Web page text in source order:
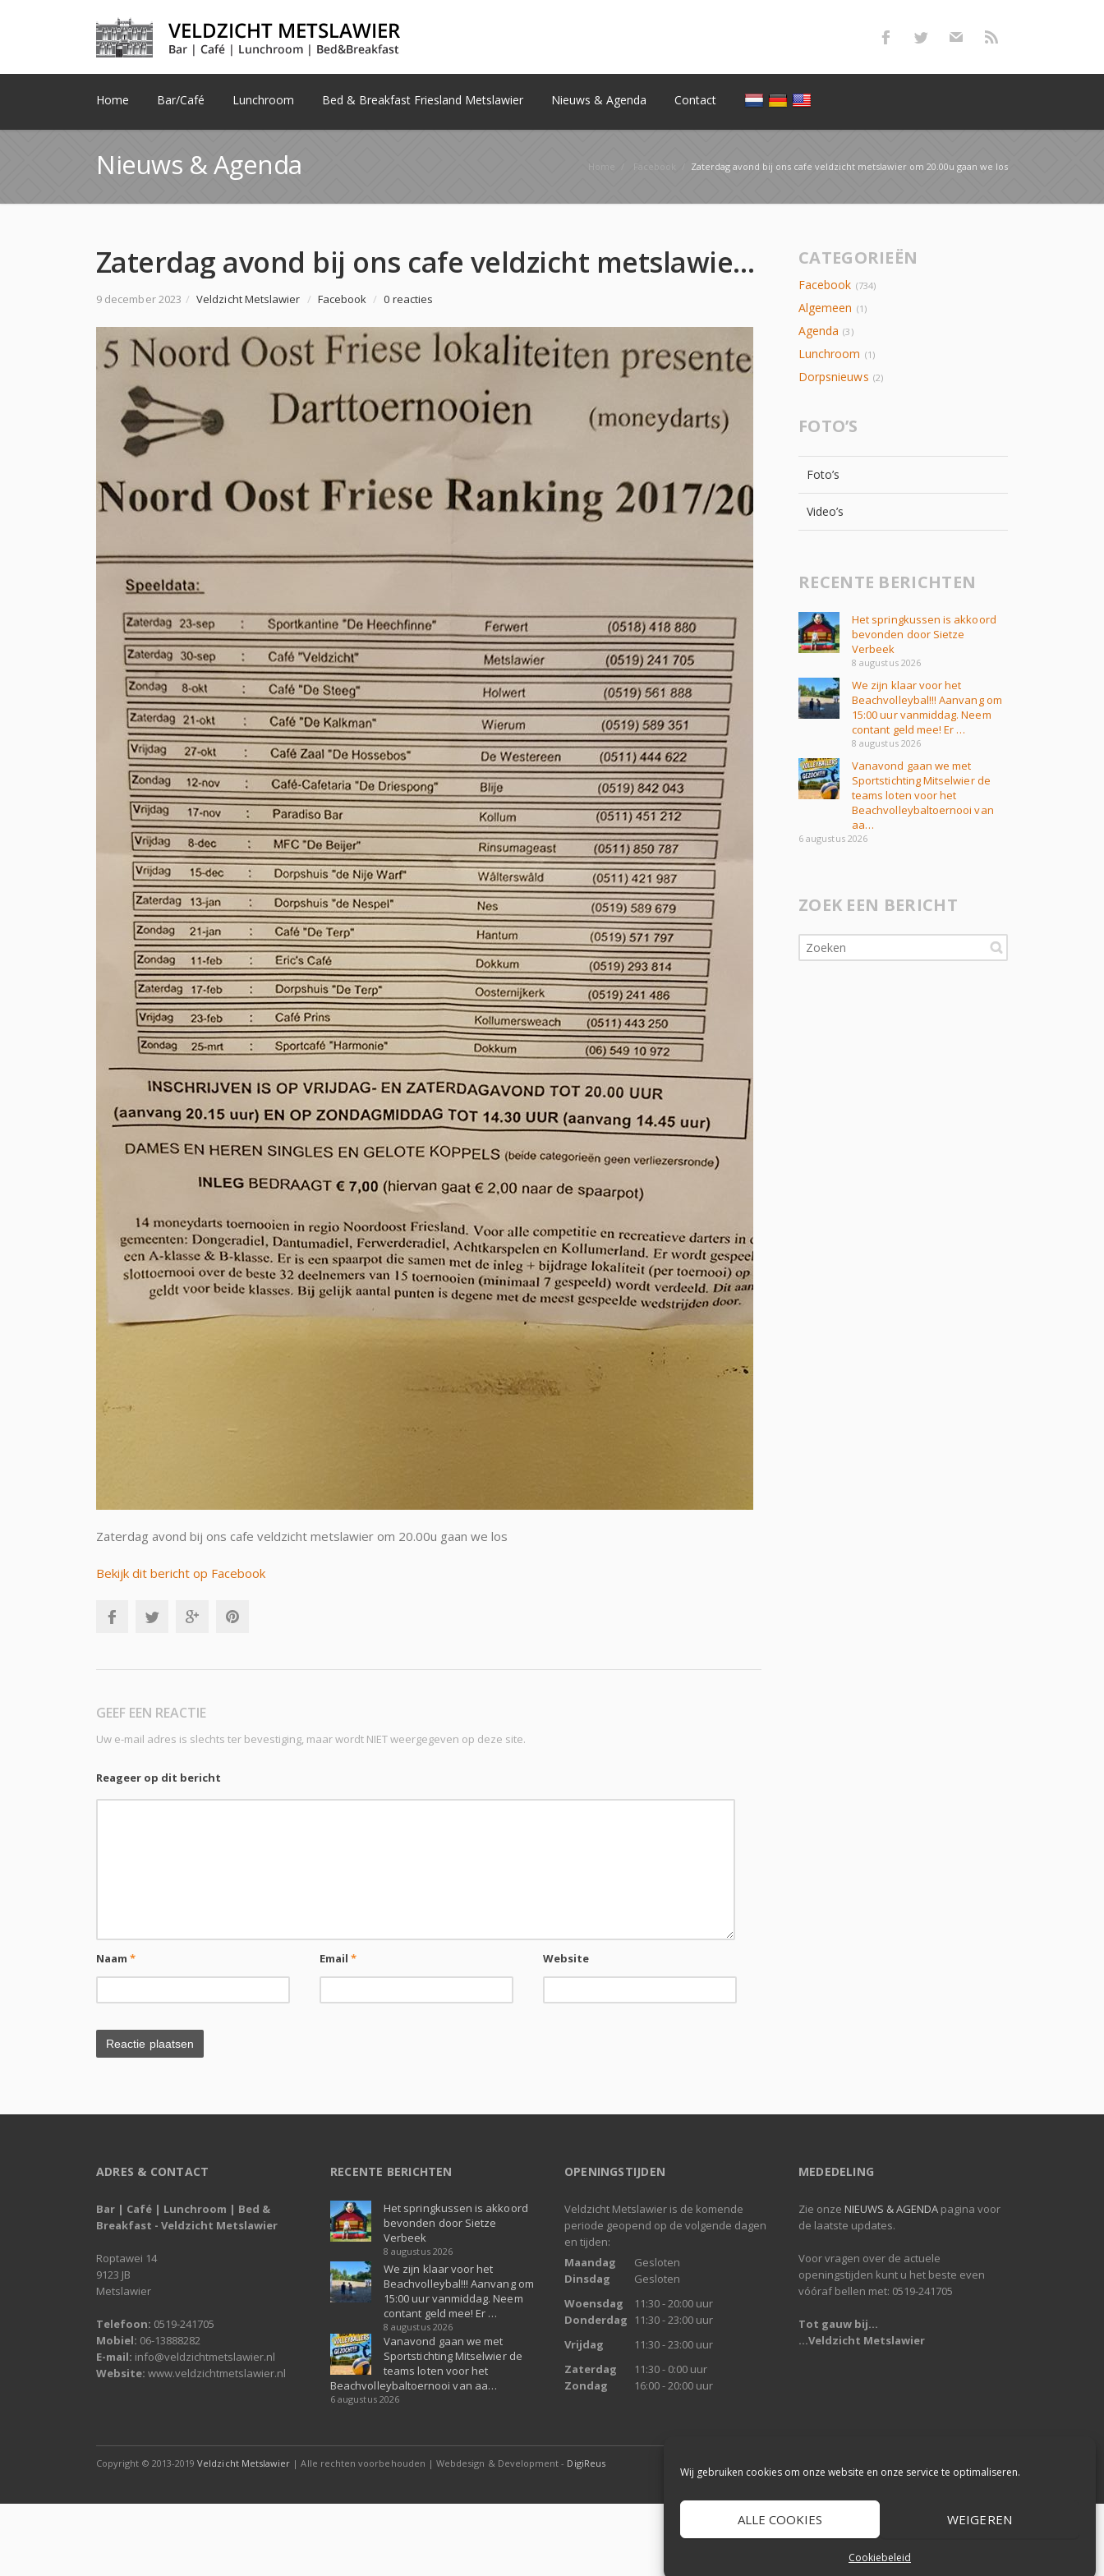
Wij gebruiken cookies om onze website en onze service te optimaliseren.
ALLE COOKIES WEIGEREN
Cookiebeleid
Home Bar/Café Lunchroom Bed & Breakfast Friesland Metslawier Nieuws & Agenda Contact
Home Facebook Zaterdag avond bij ons cafe veldzicht metslawier om 20.00u gaan we los
Nieuws & Agenda
Zaterdag avond bij ons cafe veldzicht metslawier om 20.00u gaan we los
9 december 2023 / Veldzicht Metslawier / Facebook / 0 reacties
Zaterdag avond bij ons cafe veldzicht metslawier om 20.00u gaan we los
Bekijk dit bericht op Facebook
GEEF EEN REACTIE
Uw e-mail adres is slechts ter bevestiging, maar wordt NIET weergegeven op deze site.
Reageer op dit bericht
Naam* Email* Website
CATEGORIEËN
Facebook (734)
Algemeen (1)
Agenda (3)
Lunchroom (1)
Dorpsnieuws (2)
FOTO’S
Foto’s
Video’s
RECENTE BERICHTEN
Het springkussen is akkoord
bevonden door Sietze
Verbeek
8 augustus 2026
We zijn klaar voor het
Beachvolleybal!!! Aanvang om
15:00 uur vanmiddag. Neem
contant geld mee! Er …
8 augustus 2026
Vanavond gaan we met
Sportstichting Mitselwier de
teams loten voor het
Beachvolleybaltoernooi van
aa…
6 augustus 2026
ZOEK EEN BERICHT
ADRES & CONTACT
Bar | Café | Lunchroom | Bed &
Breakfast - Veldzicht Metslawier
Roptawei 14
9123 JB
Metslawier
Telefoon: 0519-241705
Mobiel: 06-13888282
E-mail: info@veldzichtmetslawier.nl
Website: www.veldzichtmetslawier.nl
RECENTE BERICHTEN
Het springkussen is akkoord
bevonden door Sietze
Verbeek
8 augustus 2026
We zijn klaar voor het
Beachvolleybal!!! Aanvang om
15:00 uur vanmiddag. Neem
contant geld mee! Er …
8 augustus 2026
Vanavond gaan we met
Sportstichting Mitselwier de
teams loten voor het
Beachvolleybaltoernooi van aa…
6 augustus 2026
OPENINGSTIJDEN
Veldzicht Metslawier is de komende
periode geopend op de volgende dagen
en tijden:
Maandag
Gesloten
Dinsdag
Gesloten
Woensdag
11:30 - 20:00 uur
Donderdag
11:30 - 23:00 uur
Vrijdag
11:30 - 23:00 uur
Zaterdag
11:30 - 0:00 uur
Zondag
16:00 - 20:00 uur
MEDEDELING
Zie onze NIEUWS & AGENDA pagina voor
de laatste updates.
Voor vragen over de actuele
openingstijden kunt u het beste even
vóóraf bellen met: 0519-241705
Tot gauw bij...
...Veldzicht Metslawier
Copyright © 2013-2019Veldzicht Metslawier | Alle rechten voorbehouden | Webdesign & Development - DigiReus